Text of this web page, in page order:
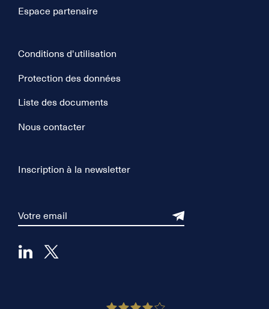
Espace partenaire
Conditions d'utilisation
Protection des données
Liste des documents
Nous contacter
Inscription à la newsletter